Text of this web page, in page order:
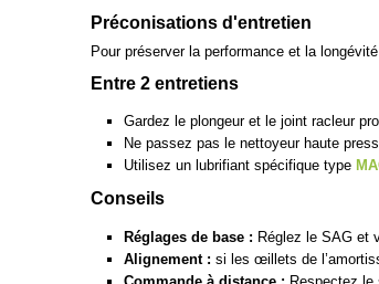
Préconisations d'entretien
Pour préserver la performance et la
Entre 2 entretiens
Gardez le plongeur et le joint racleur
Ne passez pas le nettoyeur haute
Utilisez un lubrifiant spécifique type
Conseils
Réglages de base : Réglez le SAG et
Alignement : si les œillets de